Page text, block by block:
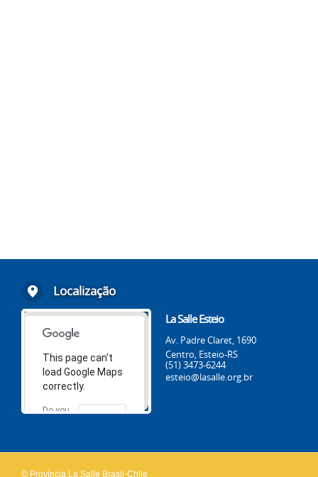
Localização
This page can't
load Google Maps
correctly.
Do you
OK
La Salle Esteio
Av. Padre Claret, 1690
Centro, Esteio-RS
(51) 3473-6244
esteio@lasalle.org.br
© Província La Salle Brasil-Chile